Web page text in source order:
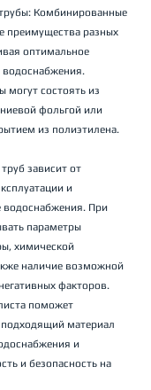
Комбинированные
преимущества разных
оптимальное
могут состоять из
фольгой или
из полиэтилена.
зависит от
и
водоснабжения. При
параметры
химической
наличие возможной
факторов.
поможет
материал
и
и безопасность на